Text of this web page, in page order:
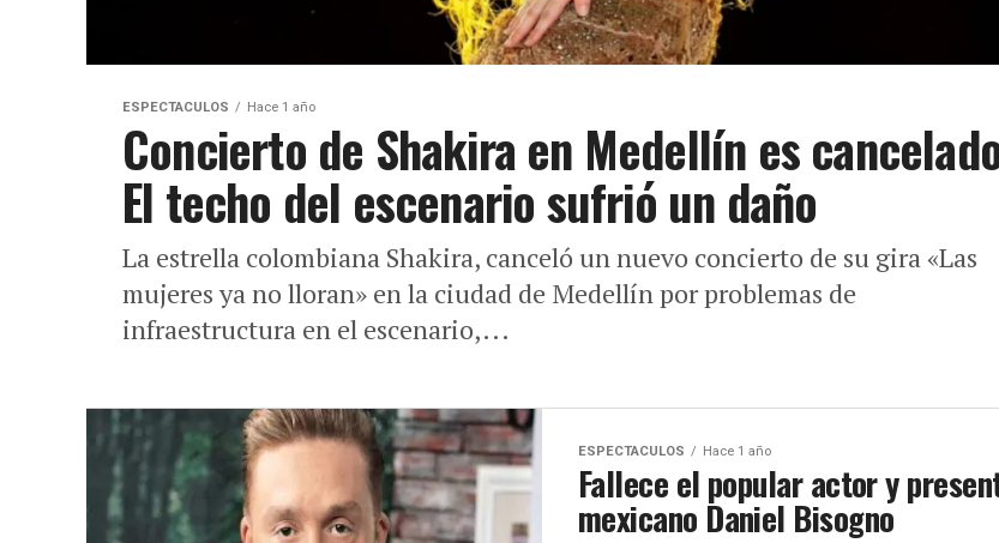
ESPECTACULOS Hace 1 año
Concierto de Shakira en Medellín es
El techo del escenario sufrió un daño
La estrella colombiana Shakira, canceló un nuevo concierto de su gira «Las
mujeres ya no lloran» en la ciudad de Medellín por problemas de
infraestructura en el escenario,...
ESPECTACULOS Hace 1 año
Fallece el popular actor y
mexicano Daniel Bisogno